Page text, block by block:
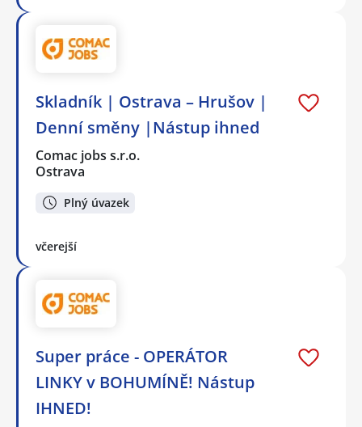
Skladník | Ostrava – Hrušov |
Denní směny |Nástup ihned
Comac jobs s.r.o.
Ostrava
Plný úvazek
včerejší
Super práce - OPERÁTOR
LINKY v BOHUMÍNĚ! Nástup
IHNED!